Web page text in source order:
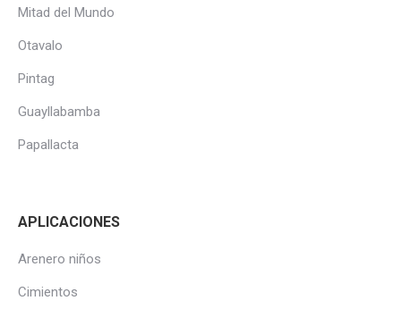
Mitad del Mundo
Otavalo
Pintag
Guayllabamba
Papallacta
APLICACIONES
Arenero niños
Cimientos